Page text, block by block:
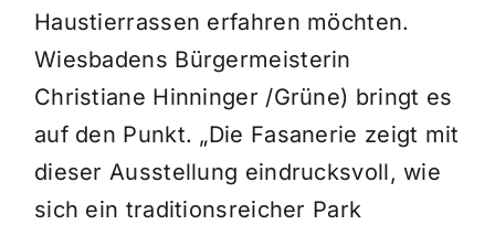
Haustierrassen erfahren möchten.
Wiesbadens Bürgermeisterin
Christiane Hinninger /Grüne) bringt es
auf den Punkt. „Die Fasanerie zeigt mit
dieser Ausstellung eindrucksvoll, wie
sich ein traditionsreicher Park